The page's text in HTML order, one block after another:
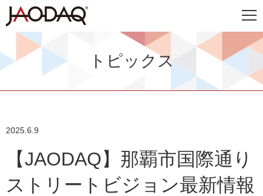
トピックス
2025.6.9
【JAODAQ】那覇市国際通り
ストリートビジョン最新情報